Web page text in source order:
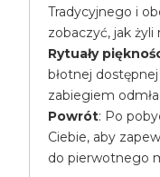
Tradycyjnego i
zobaczyć, jak
Rytuały
błotnej
zabiegiem
Powrót: Po
Ciebie, aby
do pierwotnego